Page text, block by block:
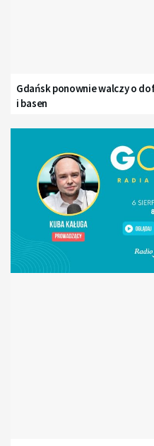
Gdańsk ponownie walczy o
i basen